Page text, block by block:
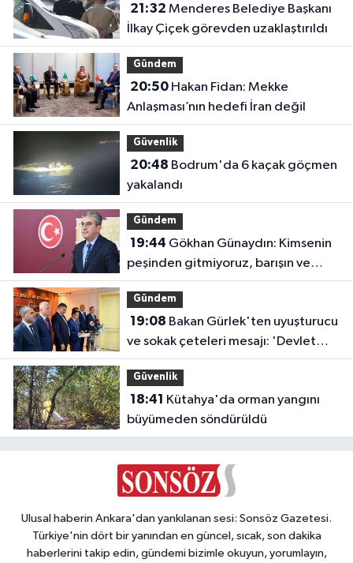
21:32
İlkay Çiçek görevden uzaklaştırıldı
Gündem
20:50Hakan Fidan: Mekke
Anlaşması’nın hedefi İran değil
Güvenlik
20:48
yakalandı
Gündem
19:44
peşinden gitmiyoruz, barışın ve
demokrasinin peşindeyiz
Gündem
19:08
ve sokak çeteleri mesajı: 'Devlet
buradadır'
Güvenlik
18:41
büyümeden söndürüldü
Ulusal haberin Ankara'dan yankılanan sesi: Sonsöz Gazetesi.
Türkiye'nin dört bir yanından en güncel, sıcak, son dakika
haberlerini takip edin, gündemi bizimle okuyun, yorumlayın,